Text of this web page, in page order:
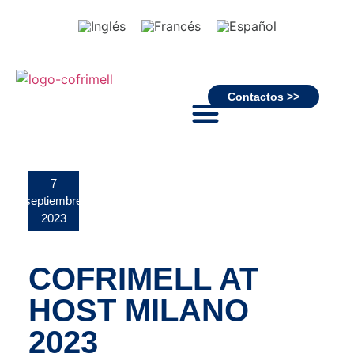
Contactos >>
7
septiembre
2023
COFRIMELL AT
HOST MILANO
2023